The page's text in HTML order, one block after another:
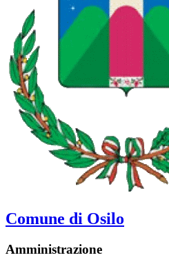
Comune di Osilo
Amministrazione